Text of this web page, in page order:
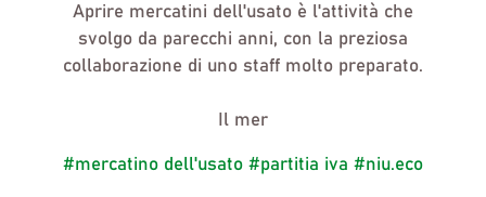
Aprire mercatini dell'usato è l'attività che
svolgo da parecchi anni, con la preziosa
collaborazione di uno staff molto preparato.
Il mer
#mercatino dell'usato #partitia iva #niu.eco